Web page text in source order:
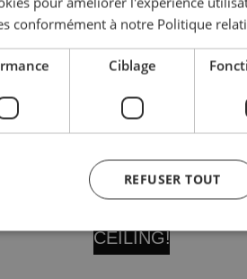
First came the...
CEILING!
conformément à notre Politique
Ciblage
REFUSER TOUT